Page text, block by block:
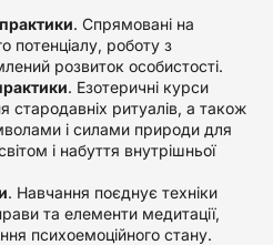
. Спрямовані на
потенціалу, роботу з
розвиток особистості.
. Езотеричні курси
стародавніх ритуалів, а також
і силами природи для
і набуття внутрішньої
. Навчання поєднує техніки
та елементи медитації,
психоемоційного стану.